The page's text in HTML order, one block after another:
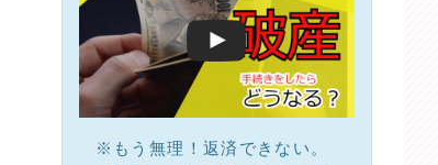
※もう無理！返済できない。